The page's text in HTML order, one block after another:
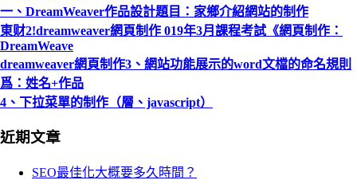
一、DreamWeaver作品設計題目：家鄉介紹網站的制作
東财2!dreamweaver網頁制作 019年3月課程考試《網頁制作：
DreamWeave
dreamweaver網頁制作3、網站功能展示的word文檔的命名規則
爲：姓名+作品
4、下拉菜單的制作（層、javascript）
近期文章
SEO最佳化大概要多久時間？